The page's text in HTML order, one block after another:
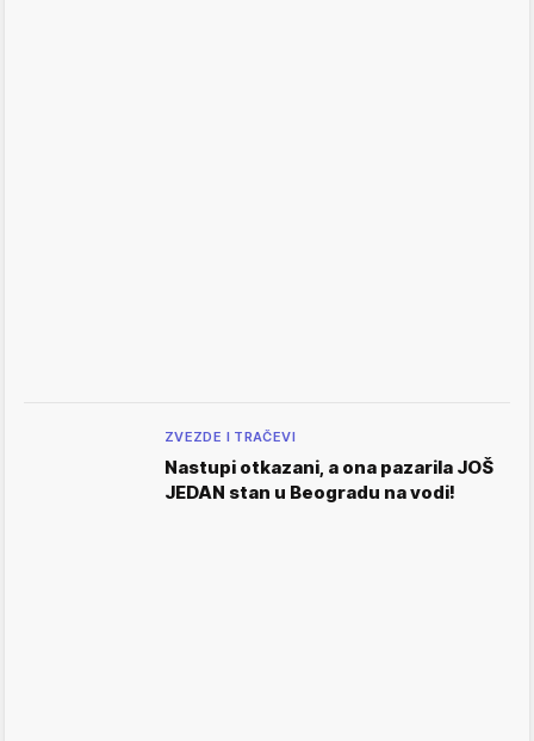
ZVEZDE I TRAČEVI
Nastupi otkazani, a ona pazarila JOŠ
JEDAN stan u Beogradu na vodi!